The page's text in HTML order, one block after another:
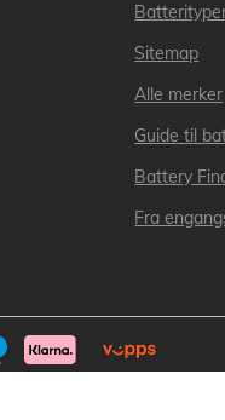
Sitemap
Alle merker
Guide til
Battery
Fra